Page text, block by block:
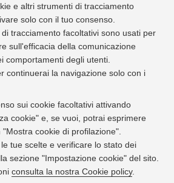
e altri strumenti di tracciamento
solo con il tuo consenso.
tracciamento facoltativi sono usati per
sull'efficacia della comunicazione
comportamenti degli utenti.
continuerai la navigazione solo con i
sui cookie facoltativi attivando
cookie" e, se vuoi, potrai esprimere
cookie di profilazione".
tue scelte e verificare lo stato dei
sezione "Impostazione cookie" del sito.
consulta la nostra Cookie policy.
privacy